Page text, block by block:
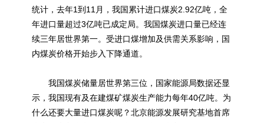
统计，去年1到11月，我国累计进口煤炭2.92亿吨，全
年进口量超过3亿吨已成定局。我国煤炭进口量已经连
续三年居世界第一。受进口煤增加及供需关系影响，国
内煤炭价格开始步入下降通道。
我国煤炭储量居世界第三位，国家能源局数据还显
示，我国现有及在建煤矿煤炭生产能力每年40亿吨。为
什么还要大量进口煤炭呢？北京能源发展研究基地首席